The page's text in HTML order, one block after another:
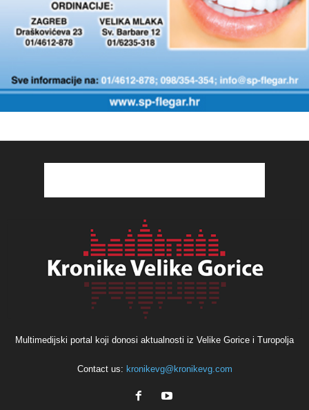
Multimedijski portal koji donosi aktualnosti iz Velike Gorice i Turopolja
Contact us: kronikevg@kronikevg.com